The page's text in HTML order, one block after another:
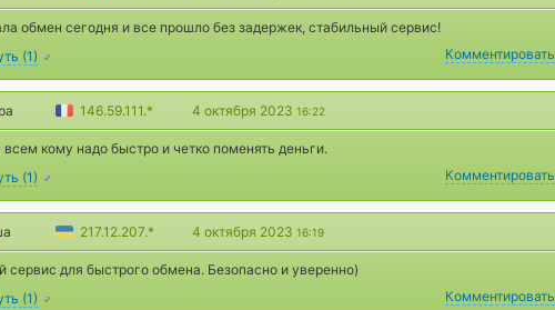
обмен сегодня и все прошло без задержек, стабильный сервис!
(1) Комментировать
146.59.111.* 4 октября 2023 16:22
кому надо быстро и четко поменять деньги.
(1) Комментировать
217.12.207.* 4 октября 2023 16:19
сервис для быстрого обмена. Безопасно и уверенно)
(1) Комментировать